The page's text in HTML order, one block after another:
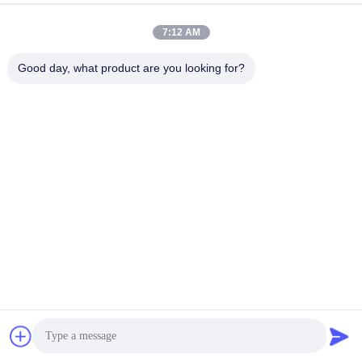
7:12 AM
Good day, what product are you looking for?